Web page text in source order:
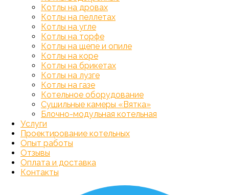
Котлы на дровах
Котлы на пеллетах
Котлы на угле
Котлы на торфе
Котлы на щепе и опиле
Котлы на коре
Котлы на брикетах
Котлы на лузге
Котлы на газе
Котельное оборудование
Сушильные камеры «Вятка»
Блочно-модульная котельная
Услуги
Проектирование котельных
Опыт работы
Отзывы
Оплата и доставка
Контакты